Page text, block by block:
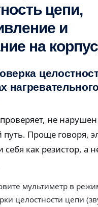
цепи,
и
на
нагревательного
не
путь. Проще говоря,
как резистор, а
мультиметр в
целостности цепи